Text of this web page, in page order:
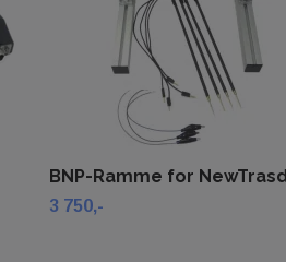
BNP-Ramme for
3 750,-